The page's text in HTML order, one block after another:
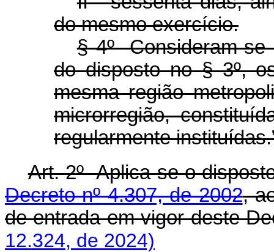
do mesmo exercício.
§ 4º Consideram-se
do disposto no § 3º,
mesma região
microrregião,
regularmente
Art. 2º Aplica-se o
Decreto nº 4.307, de 2002,
de entrada em vigor deste
12.324, de 2024)